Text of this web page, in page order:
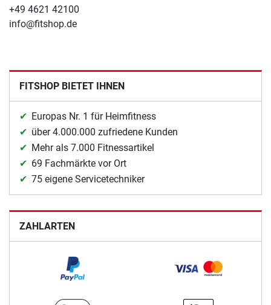
+49 4621 42100
info@fitshop.de
FITSHOP BIETET IHNEN
Europas Nr. 1 für Heimfitness
über 4.000.000 zufriedene Kunden
Mehr als 7.000 Fitnessartikel
69 Fachmärkte vor Ort
75 eigene Servicetechniker
ZAHLARTEN